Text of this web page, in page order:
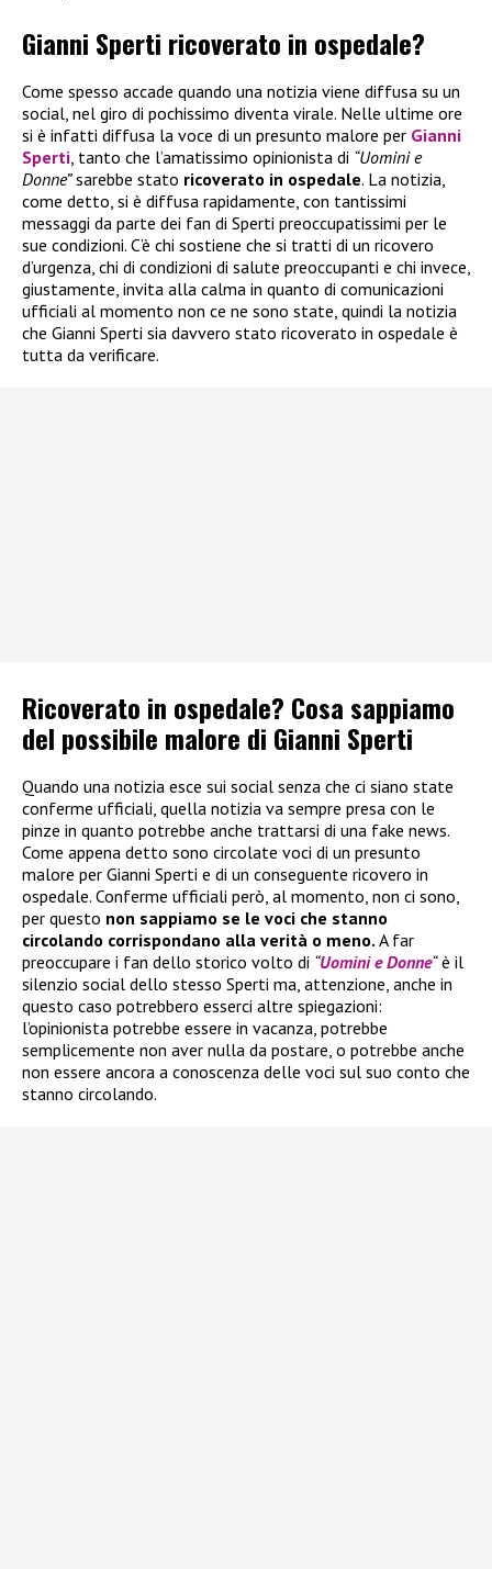
Gianni Sperti ricoverato in ospedale?
Come spesso accade quando una notizia viene diffusa su un
social, nel giro di pochissimo diventa virale. Nelle ultime ore
si è infatti diffusa la voce di un presunto malore per Gianni
Sperti, tanto che l’amatissimo opinionista di “Uomini e
Donne”sarebbe stato ricoverato in ospedale. La notizia,
come detto, si è diffusa rapidamente, con tantissimi
messaggi da parte dei fan di Sperti preoccupatissimi per le
sue condizioni. C’è chi sostiene che si tratti di un ricovero
d’urgenza, chi di condizioni di salute preoccupanti e chi invece,
giustamente, invita alla calma in quanto di comunicazioni
ufficiali al momento non ce ne sono state, quindi la notizia
che Gianni Sperti sia davvero stato ricoverato in ospedale è
tutta da verificare.
Ricoverato in ospedale? Cosa sappiamo
del possibile malore di Gianni Sperti
Quando una notizia esce sui social senza che ci siano state
conferme ufficiali, quella notizia va sempre presa con le
pinze in quanto potrebbe anche trattarsi di una fake news.
Come appena detto sono circolate voci di un presunto
malore per Gianni Sperti e di un conseguente ricovero in
ospedale. Conferme ufficiali però, al momento, non ci sono,
per questo non sappiamo se le voci che stanno
circolando corrispondano alla verità o meno. A far
preoccupare i fan dello storico volto di “Uomini e Donne“è il
silenzio social dello stesso Sperti ma, attenzione, anche in
questo caso potrebbero esserci altre spiegazioni:
l’opinionista potrebbe essere in vacanza, potrebbe
semplicemente non aver nulla da postare, o potrebbe anche
non essere ancora a conoscenza delle voci sul suo conto che
stanno circolando.